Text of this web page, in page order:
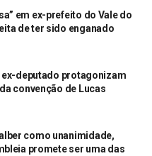
em ex-prefeito do Vale do
de ter sido enganado
ex-deputado protagonizam
convenção de Lucas
como unanimidade,
promete ser uma das